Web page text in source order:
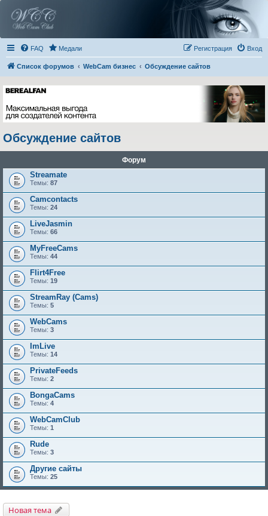
FAQ Медали Вход
Регистрация
Список форумов WebCam бизнес Обсуждение сайтов
Обсуждение сайтов
Форум
Streamate
Темы: 87
Camcontacts
Темы: 24
LiveJasmin
Темы: 66
MyFreeCams
Темы: 44
Flirt4Free
Темы: 19
StreamRay (Cams)
Темы: 5
WebCams
Темы: 3
ImLive
Темы: 14
PrivateFeeds
Темы: 2
BongaCams
Темы: 4
WebCamClub
Темы: 1
Rude
Темы: 3
Другие сайты
Темы: 25
Новая тема